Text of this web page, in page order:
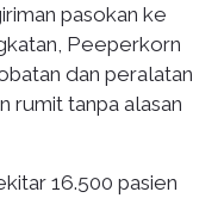
pasokan ke
Peeperkorn
dan peralatan
rumit tanpa alasan
16.500 pasien